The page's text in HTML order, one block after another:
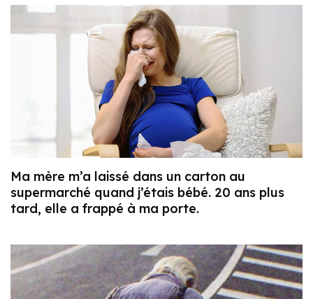
Ma mère m’a laissé dans un carton au
supermarché quand j’étais bébé. 20 ans plus
tard, elle a frappé à ma porte.